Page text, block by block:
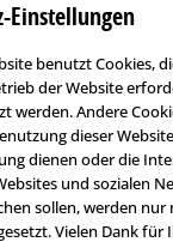
Artikel-Nr.:
Inhalt
ab
Einstellungen
benutzt Cookies,
der Website
werden. Andere
dieser
dienen oder die
und sozialen
sollen, werden nur
Vielen Dank für